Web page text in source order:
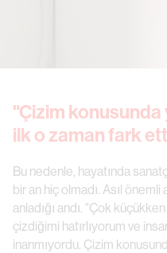
"Çizim
ilk o zaman fark
Bu nedenle, hayatında
bir an hiç olmadı. Asıl
anladığı andı. "Çok
çizdiğimi hatırlıyorum ve
inanmıyordu. Çizim